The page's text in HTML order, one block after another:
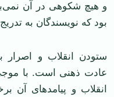
و هیچ شکوهی در آن
بود که نویسندگان به
ستودن انقلاب و اصرار
عادت ذهنی است. با
انقلاب و پیامدهای آن